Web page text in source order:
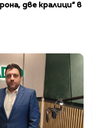
две кралици“ в